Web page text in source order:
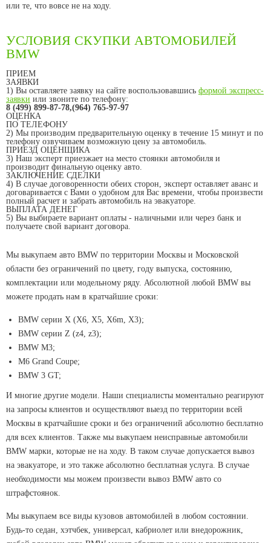
или те, что вовсе не на ходу.
УСЛОВИЯ СКУПКИ АВТОМОБИЛЕЙ
BMW
ПРИЕМ
ЗАЯВКИ
1) Вы оставляете заявку на сайте воспользовавшись формой экспресс-
заявки или звоните по телефону:
8 (499) 899-87-78,(964) 765-97-97
ОЦЕНКА
ПО ТЕЛЕФОНУ
2) Мы производим предварительную оценку в течение 15 минут и по
телефону озвучиваем возможную цену за автомобиль.
ПРИЕЗД ОЦЕНЩИКА
3) Наш эксперт приезжает на место стоянки автомобиля и
производит финальную оценку авто.
ЗАКЛЮЧЕНИЕ СДЕЛКИ
4) В случае договоренности обеих сторон, эксперт оставляет аванс и
договаривается с Вами о удобном для Вас времени, чтобы произвести
полный расчет и забрать автомобиль на эвакуаторе.
ВЫПЛАТА ДЕНЕГ
5) Вы выбираете вариант оплаты - наличными или через банк и
получаете свой вариант договора.
Мы выкупаем авто BMW по территории Москвы и Московской
области без ограничений по цвету, году выпуска, состоянию,
комплектации или модельному ряду. Абсолютной любой BMW вы
можете продать нам в кратчайшие сроки:
BMW серии X (X6, X5, X6m, X3);
BMW серии Z (z4, z3);
BMW M3;
M6 Grand Coupe;
BMW 3 GT;
И многие другие модели. Наши специалисты моментально реагируют
на запросы клиентов и осуществляют выезд по территории всей
Москвы в кратчайшие сроки и без ограничений абсолютно бесплатно
для всех клиентов. Также мы выкупаем неисправные автомобили
BMW марки, которые не на ходу. В таком случае допускается вывоз
на эвакуаторе, и это также абсолютно бесплатная услуга. В случае
необходимости мы можем произвести вывоз BMW авто со
штрафстоянок.
Мы выкупаем все виды кузовов автомобилей в любом состоянии.
Будь-то седан, хэтчбек, универсал, кабриолет или внедорожник,